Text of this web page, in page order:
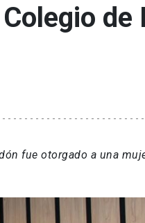
de
fue otorgado a una